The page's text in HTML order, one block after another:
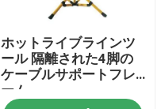
ホットライブラインツ
ール 隔離された4脚の
ケーブルサポートフレ
ーム